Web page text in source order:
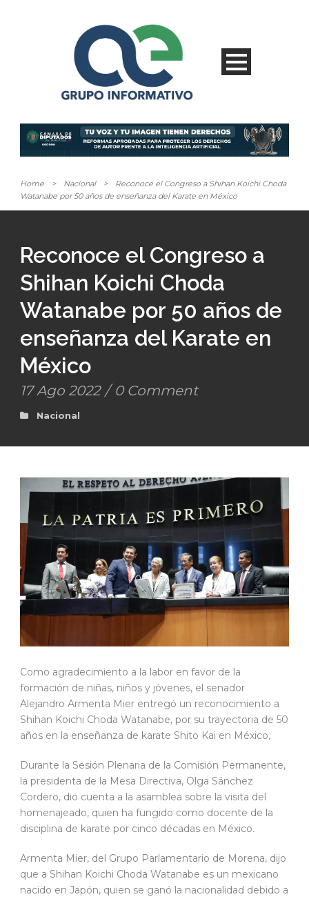
Home > Nacional >
Reconoce el Congreso a Shihan Koichi Choda
Watanabe por 50 años de enseñanza del Karate en México
Reconoce el Congreso a
Shihan Koichi Choda
Watanabe por 50 años de
enseñanza del Karate en
México
17 Ago 2022 / 0 Comment
Nacional
Como agradecimiento a la labor en favor de la
formación de niñas, niños y jóvenes, el senador
Alejandro Armenta Mier entregó un reconocimiento a
Shihan Koichi Choda Watanabe, por su trayectoria de 50
años en la enseñanza de karate Shito Kai en México,
Durante la Sesión Plenaria de la Comisión Permanente,
la presidenta de la Mesa Directiva, Olga Sánchez
Cordero, dio cuenta a la asamblea sobre la visita del
homenajeado, quien ha fungido como docente de la
disciplina de karate por cinco décadas en México.
Armenta Mier, del Grupo Parlamentario de Morena, dijo
que a Shihan Koichi Choda Watanabe es un mexicano
nacido en Japón, quien se ganó la nacionalidad debido a